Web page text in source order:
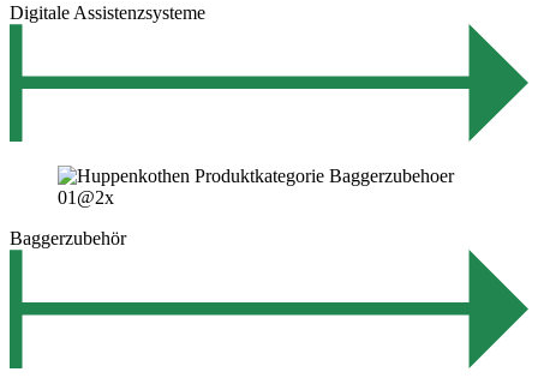
Digitale Assistenzsysteme
Baggerzubehör